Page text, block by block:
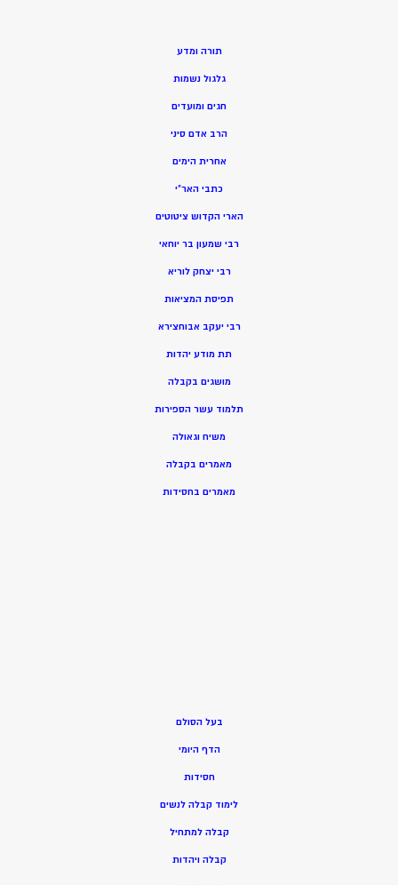
תורה ומדע
גלגול נשמות
חגים ומועדים
הרב אדם סיני
אחרית הימים
כתבי האר”י
הארי הקדוש ציטוטים
רבי שמעון בר יוחאי
רבי יצחק לוריא
תפיסת המציאות
רבי יעקב אבוחצירא
תת מודע יהדות
מושגים בקבלה
תלמוד עשר הספירות
משיח וגאולה
מאמרים בקבלה
מאמרים בחסידות
בעל הסולם
הדף היומי
חסידות
לימוד קבלה לנשים
קבלה למתחיל
קבלה ויהדות